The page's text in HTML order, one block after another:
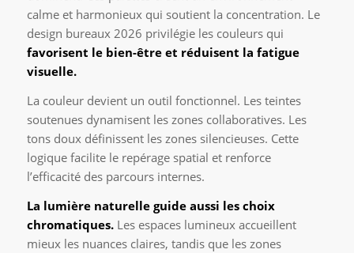
calme et harmonieux qui soutient la concentration. Le
design bureaux 2026 privilégie les couleurs qui
favorisent le bien-être et réduisent la fatigue
visuelle.
La couleur devient un outil fonctionnel. Les teintes
soutenues dynamisent les zones collaboratives. Les
tons doux définissent les zones silencieuses. Cette
logique facilite le repérage spatial et renforce
l’efficacité des parcours internes.
La lumière naturelle guide aussi les choix
chromatiques.Les espaces lumineux accueillent
mieux les nuances claires, tandis que les zones